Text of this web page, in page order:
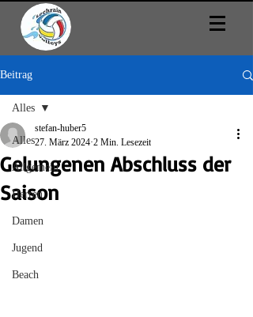
Beitrag
Alles
Allgemein
Herren
Damen
Jugend
Beach
Alles
Gelungenen Abschluss der
Saison
stefan-huber5
27. März 2024 2 Min. Lesezeit